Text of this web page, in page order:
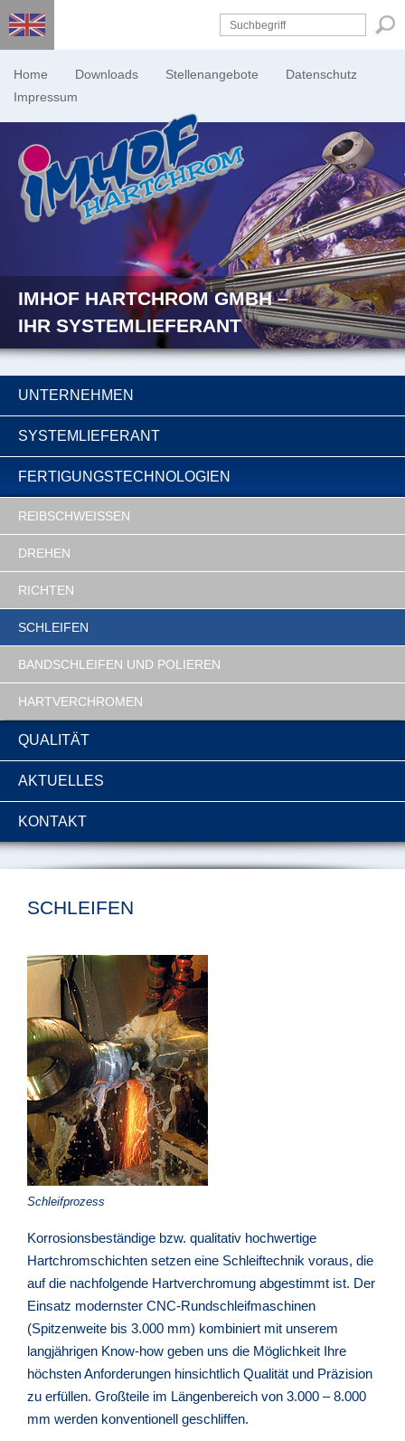
Home Downloads Stellenangebote
Datenschutz
Impressum
IMHOF HARTCHROM GMBH –
IHR SYSTEMLIEFERANT
UNTERNEHMEN
SYSTEMLIEFERANT
FERTIGUNGSTECHNOLOGIEN
REIBSCHWEISSEN
DREHEN
RICHTEN
SCHLEIFEN
BANDSCHLEIFEN UND POLIEREN
HARTVERCHROMEN
QUALITÄT
AKTUELLES
KONTAKT
SCHLEIFEN
Schleifprozess
Korrosionsbeständige bzw. qualitativ hochwertige
Hartchromschichten setzen eine Schleiftechnik voraus, die
auf die nachfolgende Hartverchromung abgestimmt ist. Der
Einsatz modernster CNC-Rundschleifmaschinen
(Spitzenweite bis 3.000 mm) kombiniert mit unserem
langjährigen Know-how geben uns die Möglichkeit Ihre
höchsten Anforderungen hinsichtlich Qualität und Präzision
zu erfüllen. Großteile im Längenbereich von 3.000 – 8.000
mm werden konventionell geschliffen.